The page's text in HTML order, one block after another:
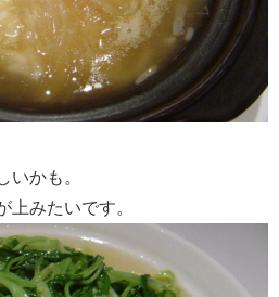
いかも。
上みたいです。